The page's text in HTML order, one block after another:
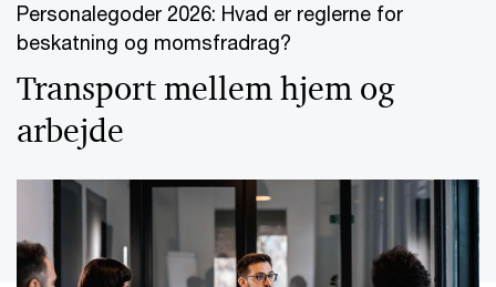
Personalegoder 2026: Hvad er reglerne for
beskatning og momsfradrag?
Transport mellem hjem og
arbejde